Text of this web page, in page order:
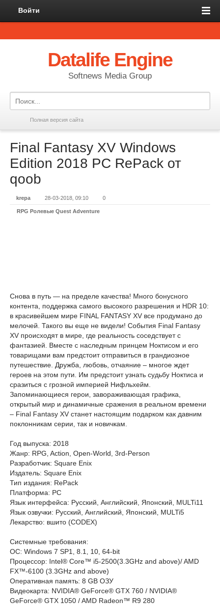
Войти
Datalife Engine
Softnews Media Group
Полная версия сайта
Final Fantasy XV Windows
Edition 2018 PC RePack от
qoob
krepa 28-03-2018, 09:10 0
RPG Ролевые Quest Adventure
Снова в путь — на пределе качества! Много бонусного
контента, поддержка самого высокого разрешения и HDR 10:
в красивейшем мире FINAL FANTASY XV все продумано до
мелочей. Такого вы еще не видели! События Final Fantasy
XV происходят в мире, где реальность соседствует с
фантазией. Вместе с наследным принцем Ноктисом и его
товарищами вам предстоит отправиться в грандиозное
путешествие. Дружба, любовь, отчаяние – многое ждет
героев на этом пути. Им предстоит узнать судьбу Ноктиса и
сразиться с грозной империей Нифльхейм.
Запоминающиеся герои, завораживающая графика,
открытый мир и динамичные сражения в реальном времени
– Final Fantasy XV станет настоящим подарком как давним
поклонникам серии, так и новичкам.
Год выпуска: 2018
Жанр: RPG, Action, Open-World, 3rd-Person
Разработчик: Square Enix
Издатель: Square Enix
Тип издания: RePack
Платформа: PC
Язык интерфейса: Русский, Английский, Японский, MULTi11
Язык озвучки: Русский, Английский, Японский, MULTi5
Лекарство: вшито (CODEX)
Cистемные требования:
ОС: Windows 7 SP1, 8.1, 10, 64-bit
Процессор: Intel® Core™ i5-2500(3.3GHz and above)/ AMD
FX™-6100 (3.3GHz and above)
Оперативная память: 8 GB ОЗУ
Видеокарта: NVIDIA® GeForce® GTX 760 / NVIDIA®
GeForce® GTX 1050 / AMD Radeon™ R9 280